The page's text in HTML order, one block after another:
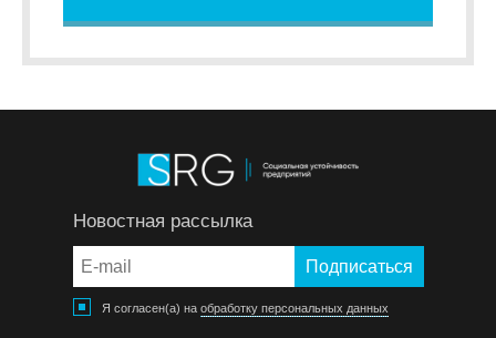
Новостная рассылка
Я согласен(а) на обработку персональных данных